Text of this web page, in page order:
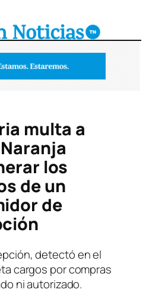
multa a
los
de un
de
detectó en el
cargos por compras
ni autorizado.